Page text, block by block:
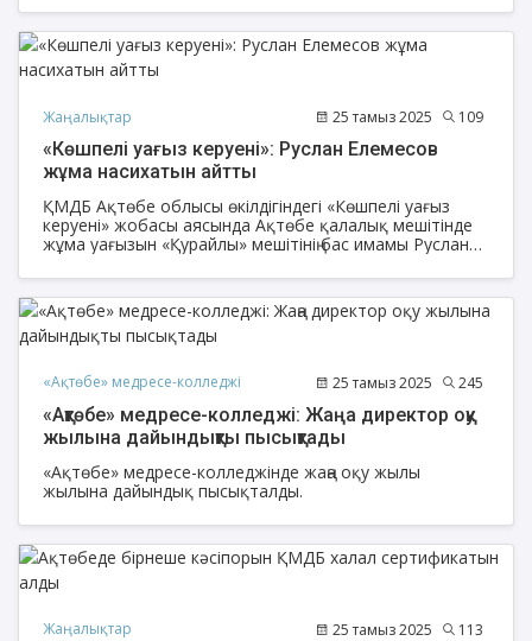
Жаңалықтар 25 тамыз 2025 109
«Көшпелі уағыз керуені»: Руслан Елемесов
жұма насихатын айтты
ҚМДБ Ақтөбе облысы өкілдігіндегі «Көшпелі уағыз
керуені» жобасы аясында Ақтөбе қалалық мешітінде
жұма уағызын «Қурайлы» мешітінің бас имамы Руслан
«Ақтөбе» медресе-колледжі 25 тамыз 2025 245
«Ақтөбе» медресе-колледжі: Жаңа директор оқу
жылына дайындықты пысықтады
«Ақтөбе» медресе-колледжінде жаңа оқу жылы
жылына дайындық пысықталды.
Жаңалықтар 25 тамыз 2025 113